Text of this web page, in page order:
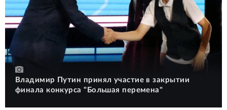
Владимир Путин принял участие в закрытии
финала конкурса "Большая перемена"